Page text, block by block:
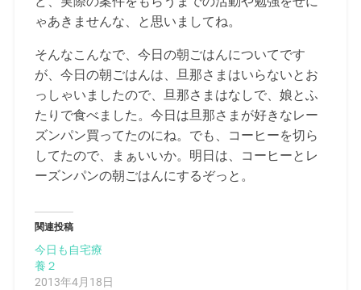
ゃあきませんな、と思いましてね。
そんなこんなで、今日の朝ごはんについてです
が、今日の朝ごはんは、旦那さまはいらないとお
っしゃいましたので、旦那さまはなしで、娘とふ
たりで食べました。今日は旦那さまが好きなレー
ズンパン買ってたのにね。でも、コーヒーを切ら
してたので、まぁいいか。明日は、コーヒーとレ
ーズンパンの朝ごはんにするぞっと。
関連投稿
今日も自宅療
養２
2013年4月18日